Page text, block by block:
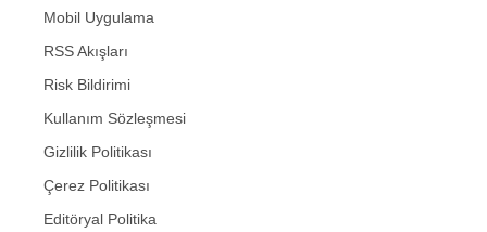
Mobil Uygulama
RSS Akışları
Risk Bildirimi
Kullanım Sözleşmesi
Gizlilik Politikası
Çerez Politikası
Editöryal Politika